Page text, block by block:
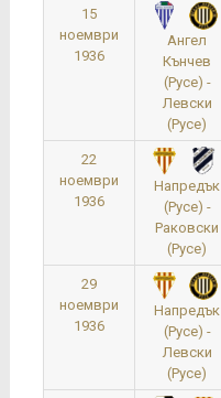
15
ноември
1936
Ангел
Кънчев
(Русе) -
Левски
(Русе)
22
ноември
1936
Напредък
(Русе) -
Раковски
(Русе)
29
ноември
1936
Напредък
(Русе) -
Левски
(Русе)